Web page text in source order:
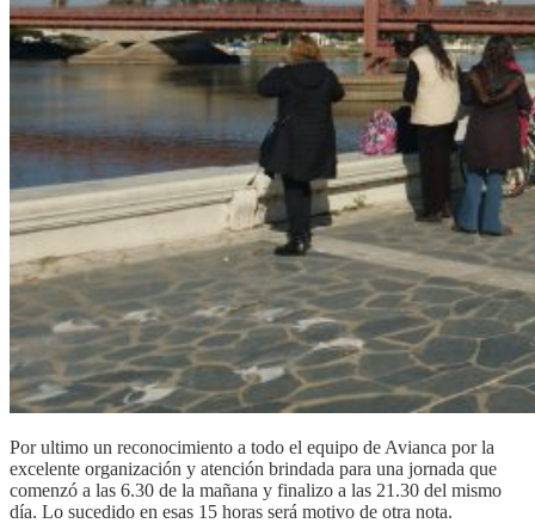
Por ultimo un reconocimiento a todo el equipo de Avianca por la
excelente organización y atención brindada para una jornada que
comenzó a las 6.30 de la mañana y finalizo a las 21.30 del mismo
día. Lo sucedido en esas 15 horas será motivo de otra nota.